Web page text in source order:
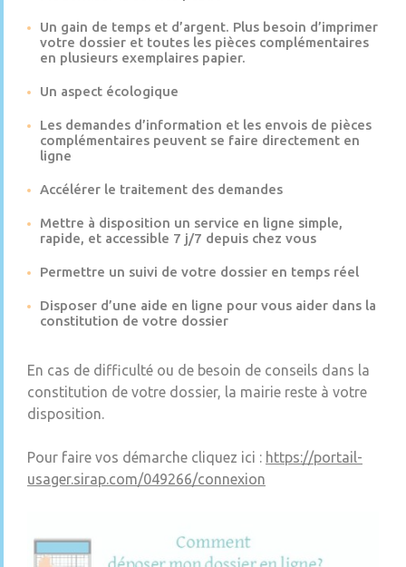
Un gain de temps et d’argent. Plus besoin d’imprimer
votre dossier et toutes les pièces complémentaires
en plusieurs exemplaires papier.
Un aspect écologique
Les demandes d’information et les envois de pièces
complémentaires peuvent se faire directement en
ligne
Accélérer le traitement des demandes
Mettre à disposition un service en ligne simple,
rapide, et accessible 7 j/7 depuis chez vous
Permettre un suivi de votre dossier en temps réel
Disposer d’une aide en ligne pour vous aider dans la
constitution de votre dossier
En cas de difficulté ou de besoin de conseils dans la
constitution de votre dossier, la mairie reste à votre
disposition.
Pour faire vos démarche cliquez ici : https://portail-
usager.sirap.com/049266/connexion